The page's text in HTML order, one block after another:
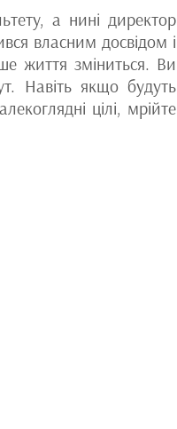
а нині директор
власним досвідом і
життя зміниться. Ви
Навіть якщо будуть
цілі, мрійте